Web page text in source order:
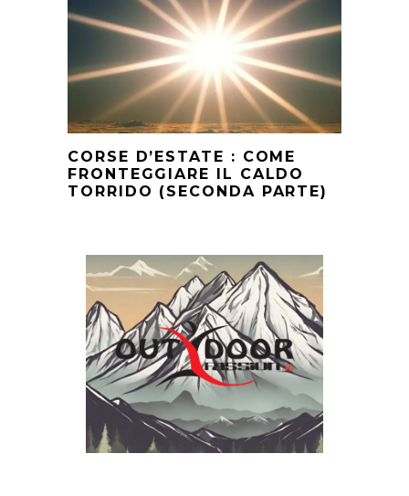
CORSE D’ESTATE : COME
FRONTEGGIARE IL CALDO
TORRIDO (SECONDA PARTE)